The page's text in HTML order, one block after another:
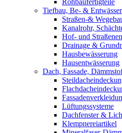
Rohbaufertigteile
Tiefbau, Be- &
Straßen-&
Kanalrohr,
Hof- und
Drainage &
Hausbewässerung
Hausentwässerung
Dach, Fassade,
Lüftungssysteme
Dachfenster &
Klempnereiartikel